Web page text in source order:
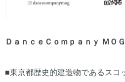
ＤａｎｃｅＣｏｍｐａｎｙ Ｍ
■東京都歴史的建造物であるスコ